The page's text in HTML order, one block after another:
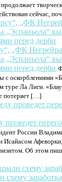
сейчас,
„ФК
„Эспаньола“
перед дерби
с оскорблениями
туре Ла Лиги.
потеряет […]
проведет
России
Исайасом
Об этом
схему